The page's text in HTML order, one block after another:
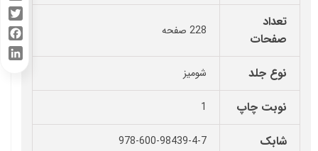
تعداد
صفحات
228 صفحه
نوع جلد شومیز
نوبت چاپ 1
شابک 978-600-98439-4-7
Telegram
Twitter
Facebook
LinkedIn